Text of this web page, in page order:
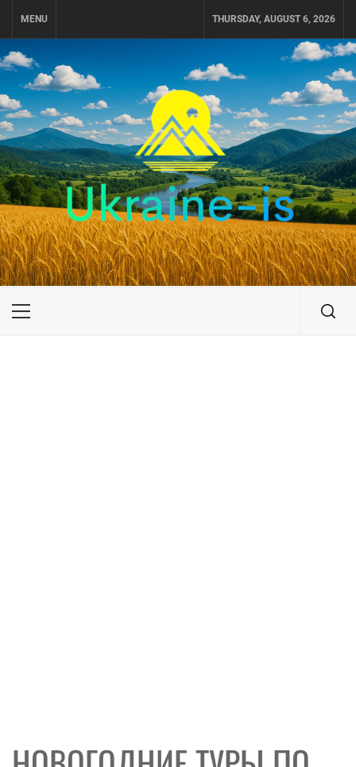
MENU THURSDAY, AUGUST 6, 2026
UKRAINE-IS
ПУТЕШЕСТВИЕ ПО УКРАИНЕ
Primary